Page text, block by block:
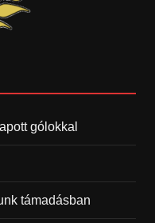
gólokkal
támadásban